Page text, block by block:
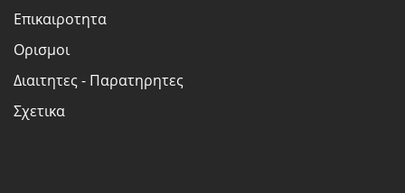
Επικαιροτητα
Ορισμοι
Διαιτητες - Παρατηρητες
Σχετικα